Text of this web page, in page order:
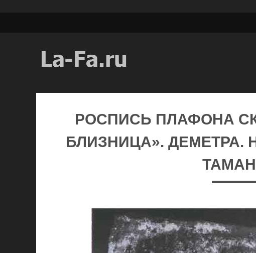
РОСПИСЬ ПЛАФОНА
БЛИЗНИЦА». ДЕМЕТРА.